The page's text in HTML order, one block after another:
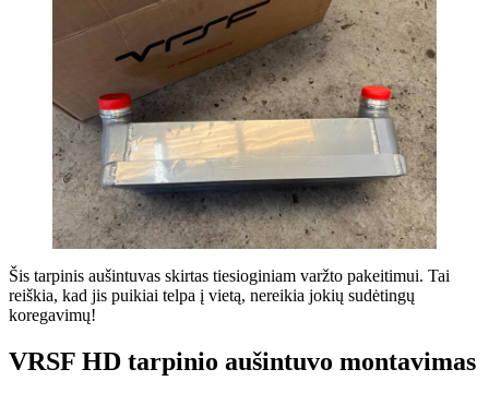
Šis tarpinis aušintuvas skirtas tiesioginiam varžto pakeitimui. Tai
reiškia, kad jis puikiai telpa į vietą, nereikia jokių sudėtingų
koregavimų!
VRSF HD tarpinio aušintuvo montavimas